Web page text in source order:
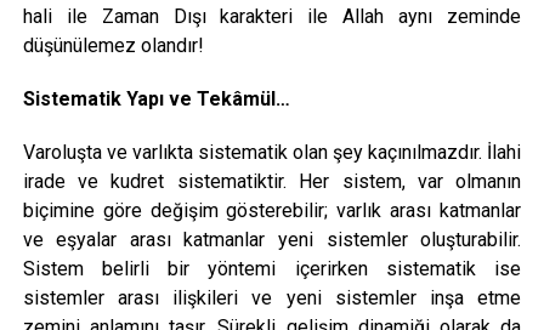
hali ile Zaman Dışı karakteri ile Allah aynı zeminde
düşünülemez olandır!
Sistematik Yapı ve Tekâmül…
Varoluşta ve varlıkta sistematik olan şey kaçınılmazdır. İlahi
irade ve kudret sistematiktir. Her sistem, var olmanın
biçimine göre değişim gösterebilir; varlık arası katmanlar
ve eşyalar arası katmanlar yeni sistemler oluşturabilir.
Sistem belirli bir yöntemi içerirken sistematik ise
sistemler arası ilişkileri ve yeni sistemler inşa etme